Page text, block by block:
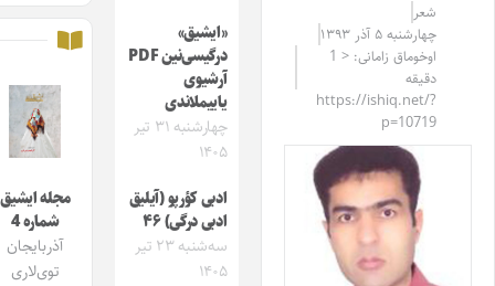
چهارشنبه ۵ آذر ۱۳۹۳
اوخوماق زامانی: < 1
دقیقه
https://ishiq.net/?
p=10719
«ایشیق»
درگیسی‌نین PDF
آرشیوی
یاییملاندی
چهارشنبه ۳۱ تیر
۱۴۰۵
ادبی کؤرپو (آیلیق
ادبی درگی) ۴۶
سه‌شنبه ۲۳ تیر
۱۴۰۵
مجله ایشیق
شماره 4
آذربایجان
توی‌لاری